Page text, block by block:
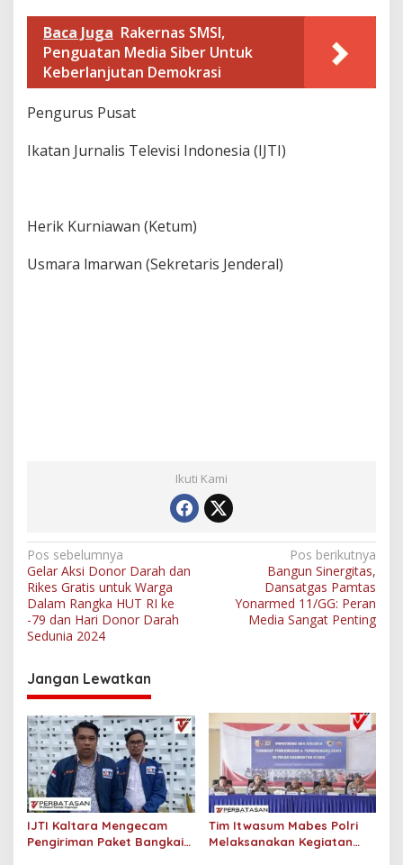
Baca Juga Rakernas SMSI,
Penguatan Media Siber Untuk
Keberlanjutan Demokrasi
Pengurus Pusat
Ikatan Jurnalis Televisi Indonesia (IJTI)
Herik Kurniawan (Ketum)
Usmara lmarwan (Sekretaris Jenderal)
Ikuti Kami
N
a
v
i
a
s
i
p
o
s
Pos sebelumnya
Gelar Aksi Donor Darah dan
Rikes Gratis untuk Warga
Dalam Rangka HUT RI ke
-79 dan Hari Donor Darah
Sedunia 2024
Pos berikutnya
Bangun Sinergitas,
Dansatgas Pamtas
Yonarmed 11/GG: Peran
Media Sangat Penting
Jangan Lewatkan
IJTI Kaltara Mengecam
Pengiriman Paket Bangkai
Tim Itwasum Mabes Polri
Melaksanakan Kegiatan